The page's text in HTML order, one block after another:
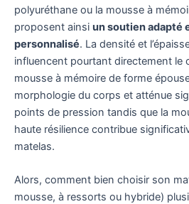
polyuréthane ou la mousse à
proposent ainsi un soutien adapté
personnalisé. La densité et
influencent pourtant directement
mousse à mémoire de forme
morphologie du corps et atténue
points de pression tandis que la
haute résilience contribue
matelas.
Alors, comment bien choisir son
mousse, à ressorts ou hybride)